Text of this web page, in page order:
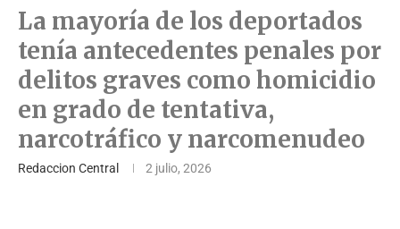
La mayoría de los deportados
tenía antecedentes penales por
delitos graves como homicidio
en grado de tentativa,
narcotráfico y narcomenudeo
Redaccion Central 2 julio, 2026